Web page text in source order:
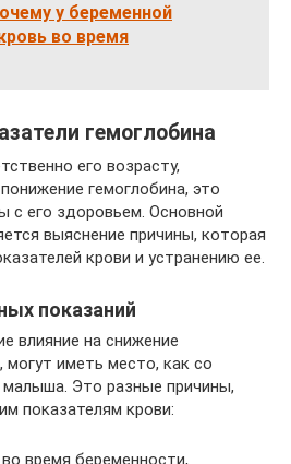
у беременной
во время
гемоглобина
его возрасту,
гемоглобина, это
с его здоровьем. Основной
выяснение причины, которая
крови и устранению ее.
показаний
влияние на снижение
могут иметь место, как со
Это разные причины,
показателям крови:
время беременности,